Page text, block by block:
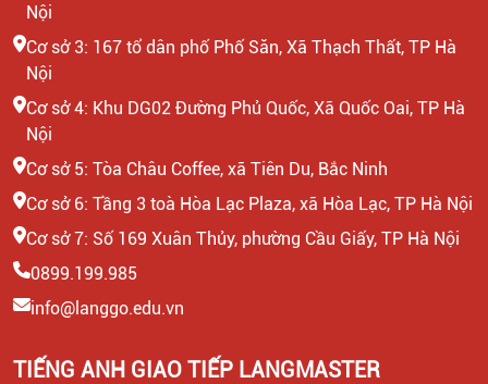
Nội
Cơ sở 3: 167 tổ dân phố Phố Săn, Xã Thạch Thất, TP Hà
Nội
Cơ sở 4: Khu DG02 Đường Phủ Quốc, Xã Quốc Oai, TP Hà
Nội
Cơ sở 5: Tòa Châu Coffee, xã Tiên Du, Bắc Ninh
Cơ sở 6: Tầng 3 toà Hòa Lạc Plaza, xã Hòa Lạc, TP Hà Nội
Cơ sở 7: Số 169 Xuân Thủy, phường Cầu Giấy, TP Hà Nội
0899.199.985
info@langgo.edu.vn
TIẾNG ANH GIAO TIẾP LANGMASTER